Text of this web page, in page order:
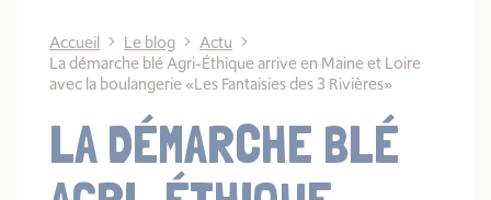
Accueil Le blog
Actu
La démarche blé Agri-Éthique arrive en Maine et Loire
avec la boulangerie «Les Fantaisies des 3 Rivières»
LA DÉMARCHE BLÉ